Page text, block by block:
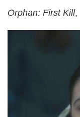
Orphan: First Kill,